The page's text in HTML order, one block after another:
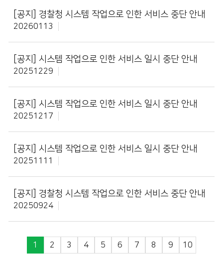
[공지] 경찰청 시스템 작업으로 인한 서비스 중단 안내
20260113
[공지] 시스템 작업으로 인한 서비스 일시 중단 안내
20251229
[공지] 시스템 작업으로 인한 서비스 일시 중단 안내
20251217
[공지] 시스템 작업으로 인한 서비스 일시 중단 안내
20251111
[공지] 경찰청 시스템 작업으로 인한 서비스 중단 안내
20250924
1 2 3 4 5 6 7 8 9 10